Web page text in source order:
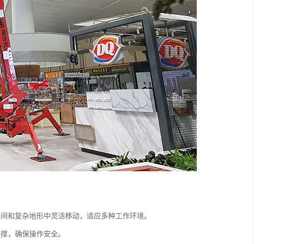
和复杂地形中灵活移动，适应多种工作环境。
，确保操作安全。